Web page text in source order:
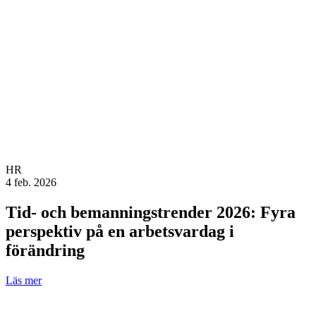
HR
4 feb. 2026
Tid- och bemanningstrender 2026: Fyra
perspektiv på en arbetsvardag i
förändring
Läs mer